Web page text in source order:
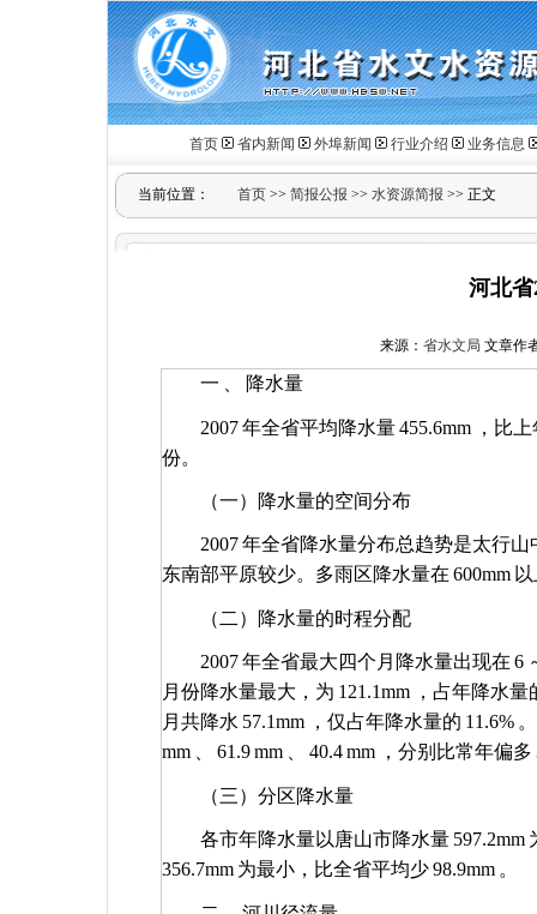
首页 省内新闻 外埠新闻 行业介绍 业务信息
当前位置： 首页 >> 简报公报 >> 水资源简报 >> 正文
河北
来源： 省水文局 文章作
一 降水量
2007年全省平均降水量455.6mm ，比
份。
（一）降水量的空间分布
2007年全省降水量分布总趋势是太行
东南部平原较少。多雨区降水量在 600mm
（二）降水量的时程分配
2007年全省最大四个月降水量出现在 6
月份降水量最大，为 121.1mm ，占年降水量
月共降水 57.1mm ，仅占年降水量的 11.6% 。
mm
61.9mm 40.4mm ，分别比常年偏多
（三）分区降水量
各市年降水量以唐山市降水量 597.2mm
356.7mm 为最小，比全省平均少98.9mm 。